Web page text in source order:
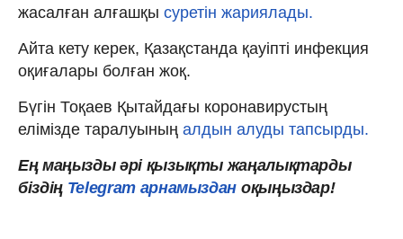
жасалған алғашқы суретін жариялады.
Айта кету керек, Қазақстанда қауіпті инфекция
оқиғалары болған жоқ.
Бүгін Тоқаев Қытайдағы коронавирустың
елімізде таралуының алдын алуды тапсырды.
Ең маңызды әрі қызықты жаңалықтарды
біздің Telegram арнамыздан оқыңыздар!